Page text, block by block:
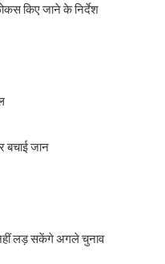
किए जाने के निर्देश
बचाई जान
लड़ सकेंगे अगले चुनाव